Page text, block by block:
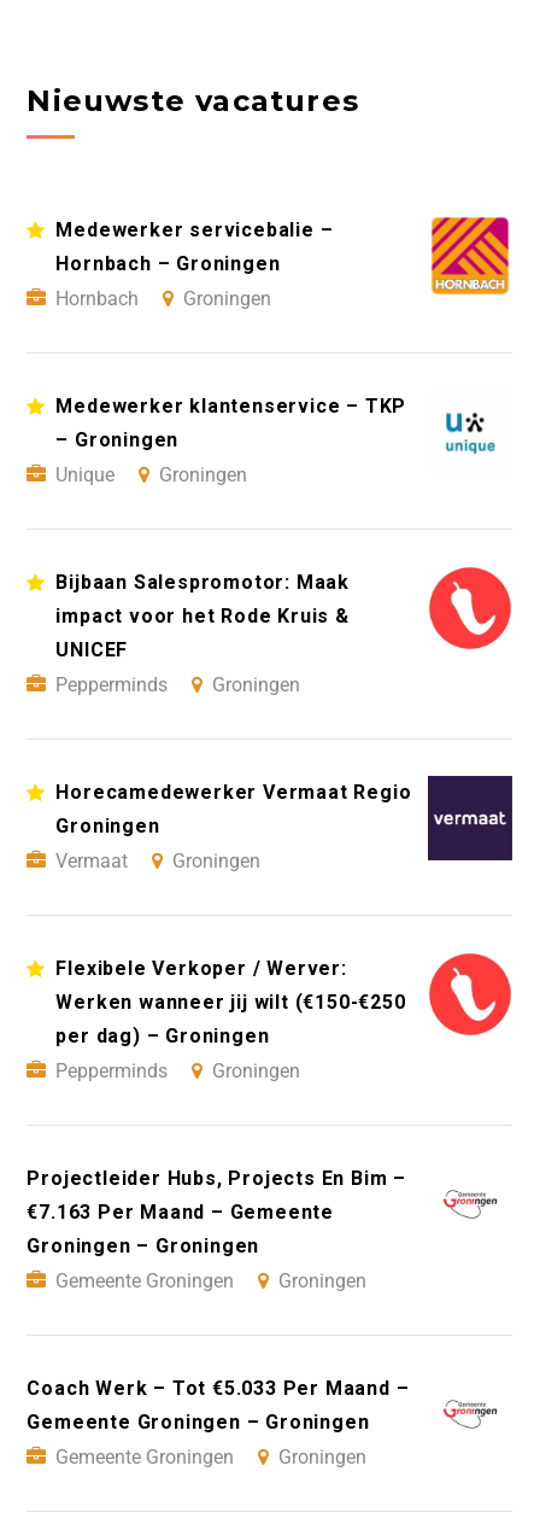
Nieuwste vacatures
Medewerker servicebalie –
Hornbach – Groningen
Hornbach
Groningen
Medewerker klantenservice – TKP
– Groningen
Unique
Groningen
Bijbaan Salespromotor: Maak
impact voor het Rode Kruis &
UNICEF
Pepperminds
Groningen
Horecamedewerker Vermaat Regio
Groningen
Vermaat
Groningen
Flexibele Verkoper / Werver:
Werken wanneer jij wilt (€150-€250
per dag) – Groningen
Pepperminds
Groningen
Projectleider Hubs, Projects En Bim –
€7.163 Per Maand – Gemeente
Groningen – Groningen
Gemeente Groningen
Groningen
Coach Werk – Tot €5.033 Per Maand –
Gemeente Groningen – Groningen
Gemeente Groningen
Groningen